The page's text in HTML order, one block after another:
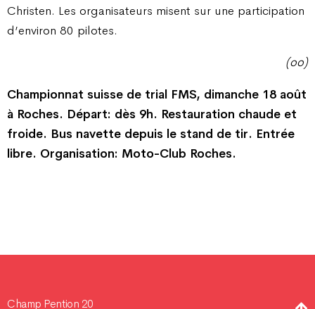
Christen. Les organisateurs misent sur une participation
d’environ 80 pilotes.
(oo)
Championnat suisse de trial FMS, dimanche 18 août
à Roches. Départ: dès 9h. Restauration chaude et
froide. Bus navette depuis le stand de tir. Entrée
libre. Organisation: Moto-Club Roches.
Champ Pention 20